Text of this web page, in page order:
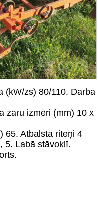
(kW/zs) 80/110. Darba
zaru izmēri (mm) 10 x
65. Atbalsta riteņi 4
5. Labā stāvoklī.